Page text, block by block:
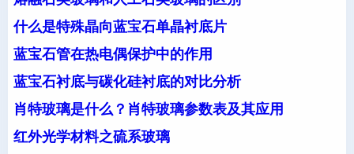
什么是特殊晶向蓝宝石单晶衬底片
蓝宝石管在热电偶保护中的作用
蓝宝石衬底与碳化硅衬底的对比分析
肖特玻璃是什么？肖特玻璃参数表及其应用
红外光学材料之硫系玻璃